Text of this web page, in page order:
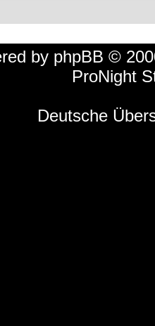
by phpBB ©
ProNight
Deutsche